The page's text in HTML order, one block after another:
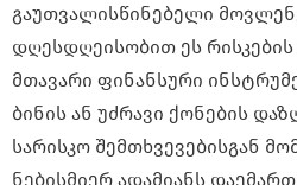
გაუთვალისწინებელი
დღესდღეისობით ეს
მთავარი ფინანსური
ბინის ან უძრავი ქონების
სარისკო შემთხვევებისგან
ნებისმიერ ადამიანს